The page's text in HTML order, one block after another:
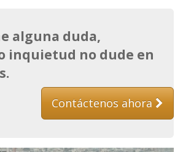
alguna duda,
inquietud no dude en
Contáctenos ahora